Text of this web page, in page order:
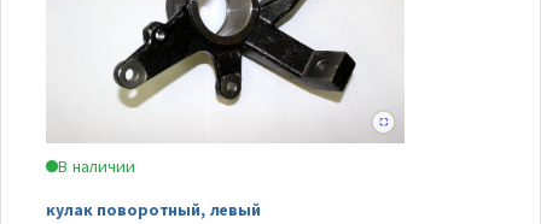
В наличии
кулак поворотный, левый